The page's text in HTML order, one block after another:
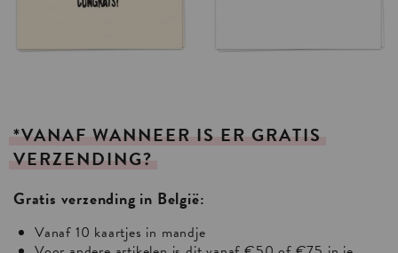
*VANAF WANNEER IS ER GRATIS
VERZENDING?
Gratis verzending in België:
Vanaf 10 kaartjes in mandje